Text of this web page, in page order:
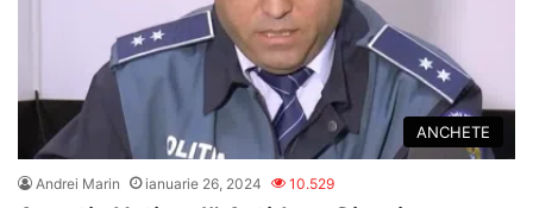
ANCHETE
Andrei Marin ianuarie 26, 2024 10.529